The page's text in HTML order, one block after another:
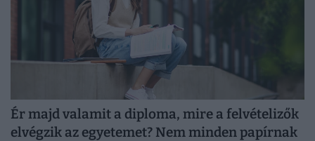
Ér majd valamit a diploma, mire a felvételizők
elvégzik az egyetemet? Nem minden papírnak